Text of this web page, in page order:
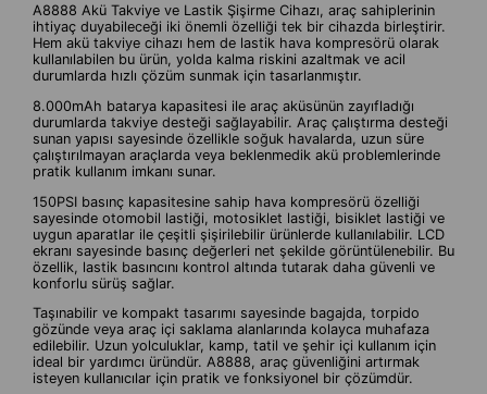
A8888 Akü Takviye ve Lastik Şişirme Cihazı, araç sahiplerinin
ihtiyaç duyabileceği iki önemli özelliği tek bir cihazda birleştirir.
Hem akü takviye cihazı hem de lastik hava kompresörü olarak
kullanılabilen bu ürün, yolda kalma riskini azaltmak ve acil
durumlarda hızlı çözüm sunmak için tasarlanmıştır.
8.000mAh batarya kapasitesi ile araç aküsünün zayıfladığı
durumlarda takviye desteği sağlayabilir. Araç çalıştırma desteği
sunan yapısı sayesinde özellikle soğuk havalarda, uzun süre
çalıştırılmayan araçlarda veya beklenmedik akü problemlerinde
pratik kullanım imkanı sunar.
150PSI basınç kapasitesine sahip hava kompresörü özelliği
sayesinde otomobil lastiği, motosiklet lastiği, bisiklet lastiği ve
uygun aparatlar ile çeşitli şişirilebilir ürünlerde kullanılabilir. LCD
ekranı sayesinde basınç değerleri net şekilde görüntülenebilir. Bu
özellik, lastik basıncını kontrol altında tutarak daha güvenli ve
konforlu sürüş sağlar.
Taşınabilir ve kompakt tasarımı sayesinde bagajda, torpido
gözünde veya araç içi saklama alanlarında kolayca muhafaza
edilebilir. Uzun yolculuklar, kamp, tatil ve şehir içi kullanım için
ideal bir yardımcı üründür. A8888, araç güvenliğini artırmak
isteyen kullanıcılar için pratik ve fonksiyonel bir çözümdür.